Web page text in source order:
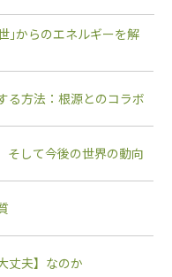
｣からのエネルギーを解
る方法：根源とのコラボ
そして今後の世界の動向
丈夫】なのか